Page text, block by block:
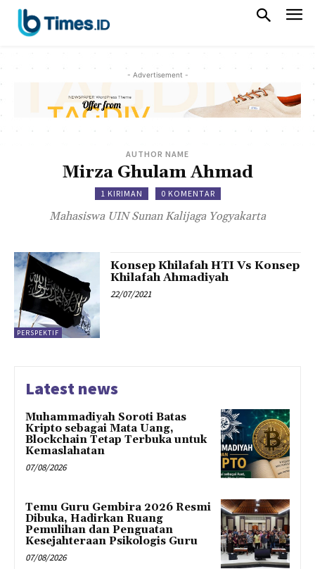
- Advertisement -
AUTHOR NAME
Mirza Ghulam Ahmad
1 KIRIMAN 0 KOMENTAR
Mahasiswa UIN Sunan Kalijaga Yogyakarta
PERSPEKTIF
Konsep Khilafah HTI Vs Konsep
Khilafah Ahmadiyah
22/07/2021
Latest news
Muhammadiyah Soroti Batas
Kripto sebagai Mata Uang,
Blockchain Tetap Terbuka untuk
Kemaslahatan
07/08/2026
Temu Guru Gembira 2026 Resmi
Dibuka, Hadirkan Ruang
Pemulihan dan Penguatan
Kesejahteraan Psikologis Guru
07/08/2026